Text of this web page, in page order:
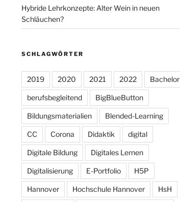
Hybride Lehrkonzepte: Alter Wein in neuen
Schläuchen?
SCHLAGWÖRTER
2019 2020 2021 2022 Bachelor
berufsbegleitend BigBlueButton
Bildungsmaterialien Blended-Learning
CC Corona Didaktik digital
Digitale Bildung Digitales Lernen
Digitalisierung E-Portfolio H5P
Hannover Hochschule Hannover HsH